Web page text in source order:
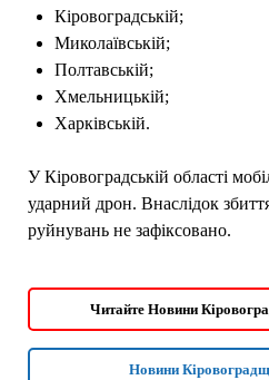
Кіровоградській;
Миколаївській;
Полтавській;
Хмельницькій;
Харківській.
У Кіровоградській області
ударний дрон. Внаслідок
руйнувань не зафіксовано.
Читайте Новини
Новини